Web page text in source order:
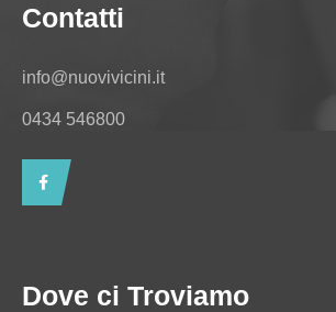
Contatti
info@nuovivicini.it
0434 546800
Dove ci Troviamo